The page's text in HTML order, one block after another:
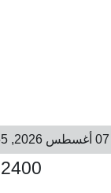
2400 درهم مغربي = 79.66 دينار كويتي